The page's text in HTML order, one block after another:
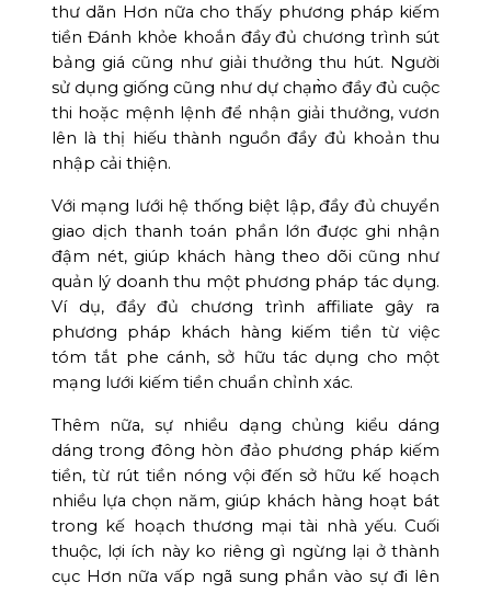
thư dãn Hơn nữa cho thấy phương pháp kiếm
tiền Đánh khỏe khoắn đầy đủ chương trình sút
bảng giá cũng như giải thưởng thu hút. Người
sử dụng giống cũng như dự chạm̀o đầy đủ cuộc
thi hoặc mệnh lệnh để nhận giải thưởng, vươn
lên là thị hiếu thành nguồn đầy đủ khoản thu
nhập cải thiện.
Với mạng lưới hệ thống biệt lập, đầy đủ chuyển
giao dịch thanh toán phần lớn được ghi nhận
đậm nét, giúp khách hàng theo dõi cũng như
quản lý doanh thu một phương pháp tác dụng.
Ví dụ, đầy đủ chương trình affiliate gây ra
phương pháp khách hàng kiếm tiền từ việc
tóm tắt phe cánh, sở hữu tác dụng cho một
mạng lưới kiếm tiền chuẩn chỉnh xác.
Thêm nữa, sự nhiều dạng chủng kiểu dáng
dáng trong đông hòn đảo phương pháp kiếm
tiền, từ rút tiền nóng vội đến sở hữu kế hoạch
nhiều lựa chọn năm, giúp khách hàng hoạt bát
trong kế hoạch thương mại tài nhà yếu. Cuối
thuộc, lợi ích này ko riêng gì ngừng lại ở thành
cục Hơn nữa vấp ngã sung phần vào sự đi lên